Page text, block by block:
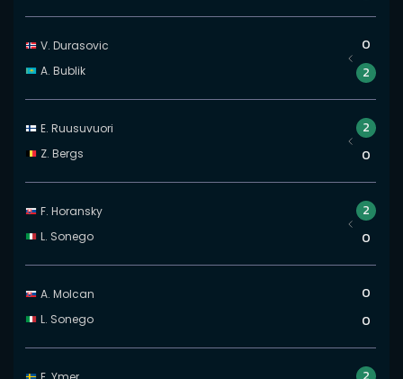
V. Durasovic
A. Bublik
0
2
E. Ruusuvuori
Z. Bergs
2
0
F. Horansky
L. Sonego
2
0
A. Molcan
L. Sonego
0
0